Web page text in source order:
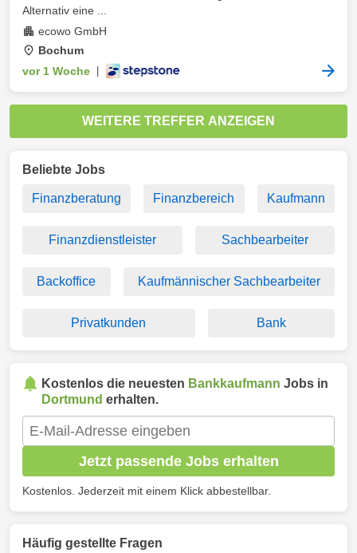
Alternativ eine ...
ecowo GmbH
Bochum
vor 1 Woche
WEITERE TREFFER ANZEIGEN
Beliebte Jobs
Finanzberatung Finanzbereich Kaufmann
Finanzdienstleister Sachbearbeiter
Backoffice Kaufmännischer Sachbearbeiter
Privatkunden Bank
Kostenlos die neuesten Bankkaufmann Jobs in
Dortmund erhalten.
Jetzt passende Jobs erhalten
Kostenlos. Jederzeit mit einem Klick abbestellbar.
Häufig gestellte Fragen